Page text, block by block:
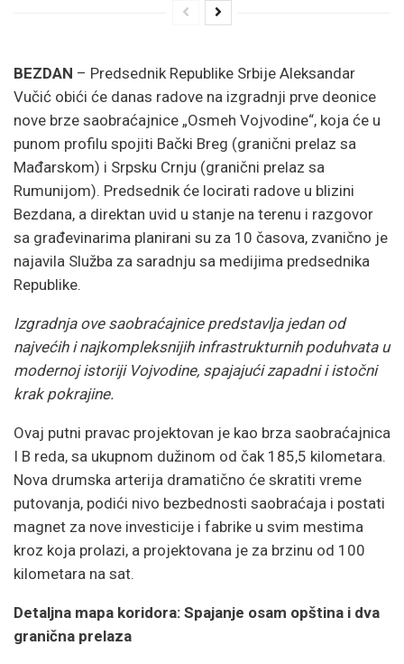
BEZDAN – Predsednik Republike Srbije Aleksandar
Vučić obići će danas radove na izgradnji prve deonice
nove brze saobraćajnice „Osmeh Vojvodine“, koja će u
punom profilu spojiti Bački Breg (granični prelaz sa
Mađarskom) i Srpsku Crnju (granični prelaz sa
Rumunijom). Predsednik će locirati radove u blizini
Bezdana, a direktan uvid u stanje na terenu i razgovor
sa građevinarima planirani su za 10 časova, zvanično je
najavila Služba za saradnju sa medijima predsednika
Republike.
Izgradnja ove saobraćajnice predstavlja jedan od
najvećih i najkompleksnijih infrastrukturnih poduhvata u
modernoj istoriji Vojvodine, spajajući zapadni i istočni
krak pokrajine.
Ovaj putni pravac projektovan je kao brza saobraćajnica
I B reda, sa ukupnom dužinom od čak 185,5 kilometara.
Nova drumska arterija dramatično će skratiti vreme
putovanja, podići nivo bezbednosti saobraćaja i postati
magnet za nove investicije i fabrike u svim mestima
kroz koja prolazi, a projektovana je za brzinu od 100
kilometara na sat.
Detaljna mapa koridora: Spajanje osam opština i dva
granična prelaza